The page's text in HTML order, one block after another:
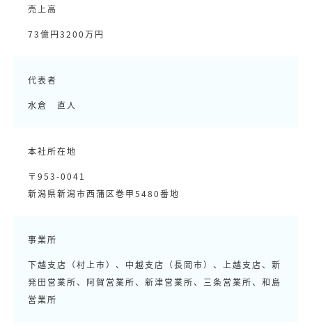
売上高
73億円3200万円
代表者
水倉 直人
本社所在地
〒953-0041
新潟県新潟市西蒲区巻甲5480番地
事業所
下越支店（村上市）、中越支店（長岡市）、上越支店、新
発田営業所、阿賀営業所、新津営業所、三条営業所、和島
営業所